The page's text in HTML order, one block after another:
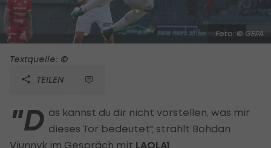
Foto: © GEPA
Textquelle: ©
TEILEN
"D as kannst du dir nicht vorstellen, was mir
dieses Tor bedeutet", strahlt Bohdan
Viunnyk im Gespräch mit LAOLA1